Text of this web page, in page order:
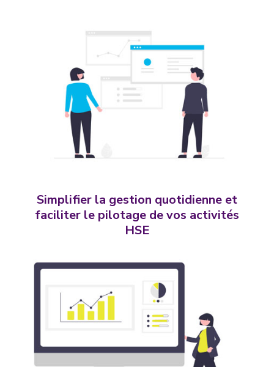
Simplifier la gestion quotidienne et
faciliter le pilotage de vos activités
HSE